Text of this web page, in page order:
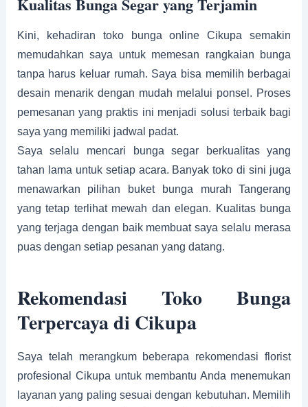
Kualitas Bunga Segar yang Terjamin
Kini, kehadiran toko bunga online Cikupa semakin
memudahkan saya untuk memesan rangkaian bunga
tanpa harus keluar rumah. Saya bisa memilih berbagai
desain menarik dengan mudah melalui ponsel. Proses
pemesanan yang praktis ini menjadi solusi terbaik bagi
saya yang memiliki jadwal padat.
Saya selalu mencari bunga segar berkualitas yang
tahan lama untuk setiap acara. Banyak toko di sini juga
menawarkan pilihan buket bunga murah Tangerang
yang tetap terlihat mewah dan elegan. Kualitas bunga
yang terjaga dengan baik membuat saya selalu merasa
puas dengan setiap pesanan yang datang.
Rekomendasi Toko Bunga
Terpercaya di Cikupa
Saya telah merangkum beberapa rekomendasi florist
profesional Cikupa untuk membantu Anda menemukan
layanan yang paling sesuai dengan kebutuhan. Memilih